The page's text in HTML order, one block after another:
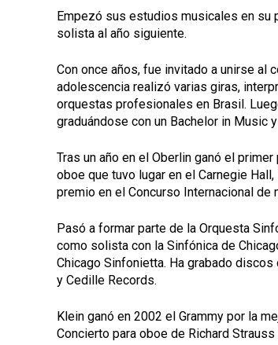
Empezó sus estudios musicales en su
solista al año siguiente.
Con once años, fue invitado a unirse al
adolescencia realizó varias giras,
orquestas profesionales en Brasil.
graduándose con un Bachelor in Music
Tras un año en el Oberlin ganó el
oboe que tuvo lugar en el Carnegie
premio en el Concurso Internacional de
Pasó a formar parte de la Orquesta
como solista con la Sinfónica de
Chicago Sinfonietta. Ha grabado
y Cedille Records.
Klein ganó en 2002 el Grammy por la
Concierto para oboe de Richard